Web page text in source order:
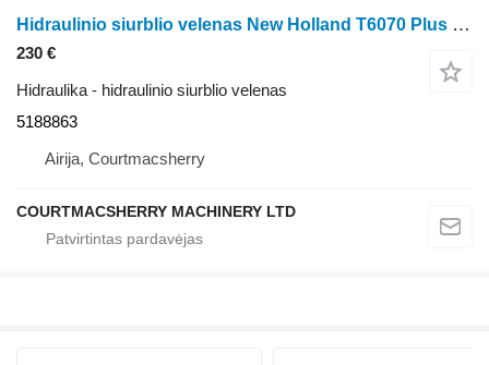
Hidraulinio siurblio velenas New Holland T6070 Plus / Elite, Case Maxxum 110 Rockshaft 520mm T47 5188863 ratinio traktoriaus
230 €
Hidraulika - hidraulinio siurblio velenas
5188863
Airija, Courtmacsherry
COURTMACSHERRY MACHINERY LTD